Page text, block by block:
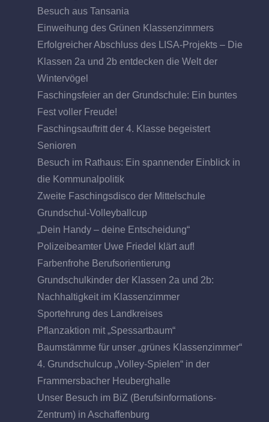
Besuch aus Tansania
Einweihung des Grünen Klassenzimmers
Erfolgreicher Abschluss des LISA-Projekts – Die
Klassen 2a und 2b entdecken die Welt der
Wintervögel
Faschingsfeier an der Grundschule: Ein buntes
Fest voller Freude!
Faschingsauftritt der 4. Klasse begeistert
Senioren
Besuch im Rathaus: Ein spannender Einblick in
die Kommunalpolitik
Zweite Faschingsdisco der Mittelschule
Grundschul-Volleyballcup
„Dein Handy – deine Entscheidung“
Polizeibeamter Uwe Friedel klärt auf!
Farbenfrohe Berufsorientierung
Grundschulkinder der Klassen 2a und 2b:
Nachhaltigkeit im Klassenzimmer
Sportehrung des Landkreises
Pflanzaktion mit „Spessartbaum“
Baumstämme für unser „grünes Klassenzimmer“
4. Grundschulcup „Volley-Spielen“ in der
Frammersbacher Heuberghalle
Unser Besuch im BiZ (Berufsinformations-
Zentrum) in Aschaffenburg